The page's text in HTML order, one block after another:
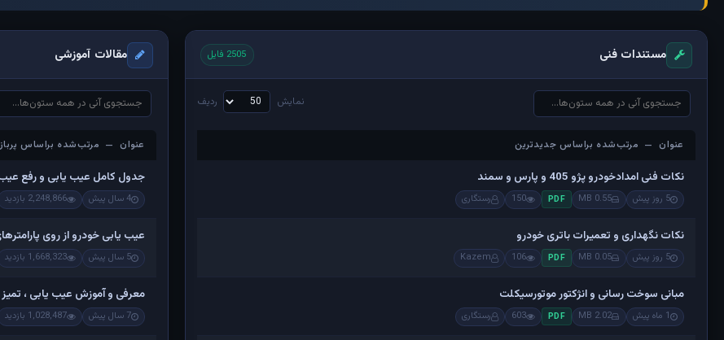
مستندات فنی 2505 فایل
نمایش ردیف
عنوان — مرتب‌شده براساس جدیدترین
عنوان — مرتب‌شده براساس جدیدترین
نکات فنی امدادخودرو پژو 405 و پارس و سمند
5 روز پیش 0.55 MB
PDF
150 رستگاری
نکات نگهداری و تعمیرات باتری خودرو
5 روز پیش 0.05 MB
PDF
106
Kazem
مبانی سوخت رسانی و انژکتور موتورسیکلت
1 ماه پیش 2.02 MB
PDF
603 رستگاری
مقالات آموزشی
عنوان — مرتب‌شده براساس
عنوان — مرتب‌شده براساس
جدول کامل عیب یابی و رفع
4 سال پیش 2,248,866 بازدید
عیب یابی خودرو از روی
5 سال پیش 1,668,323 بازدید
معرفی و آموزش عیب یابی ، تمیز
7 سال پیش 1,028,487 بازدید